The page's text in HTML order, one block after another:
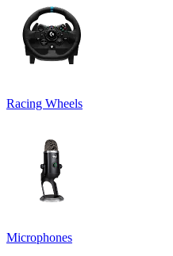
Racing Wheels
Microphones